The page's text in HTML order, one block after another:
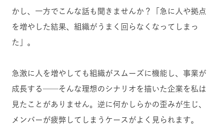
かし、一方でこんな話も聞きませんか？「急に人や拠点
を増やした結果、組織がうまく回らなくなってしまっ
た」。
急激に人を増やしても組織がスムーズに機能し、事業が
成長する──そんな理想のシナリオを描いた企業を私は
見たことがありません。逆に何かしらかの歪みが生じ、
メンバーが疲弊してしまうケースがよく見られます。